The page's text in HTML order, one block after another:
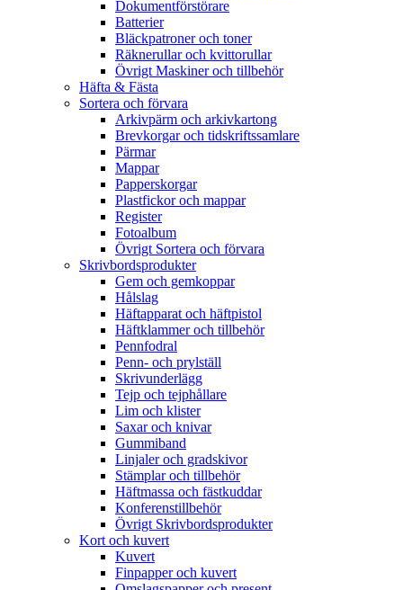
Dokumentförstörare
Batterier
Bläckpatroner och toner
Räknerullar och kvittorullar
Övrigt Maskiner och tillbehör
Häfta & Fästa
Sortera och förvara
Arkivpärm och arkivkartong
Brevkorgar och tidskriftssamlare
Pärmar
Mappar
Papperskorgar
Plastfickor och mappar
Register
Fotoalbum
Övrigt Sortera och förvara
Skrivbordsprodukter
Gem och gemkoppar
Hålslag
Häftapparat och häftpistol
Häftklammer och tillbehör
Pennfodral
Penn- och prylställ
Skrivunderlägg
Tejp och tejphållare
Lim och klister
Saxar och knivar
Gummiband
Linjaler och gradskivor
Stämplar och tillbehör
Häftmassa och fästkuddar
Konferenstillbehör
Övrigt Skrivbordsprodukter
Kort och kuvert
Kuvert
Finpapper och kuvert